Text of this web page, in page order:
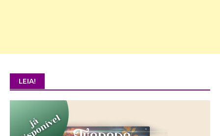
LEIA!